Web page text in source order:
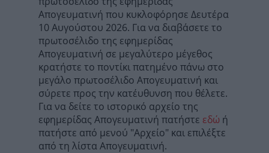
Απογευματινή που κυκλοφόρησε Δευτέρα
10 Αυγούστου 2026. Για να διαβάσετε το
πρωτοσέλιδο της εφημερίδας
Απογευματινή σε μεγαλύτερο μέγεθος
κρατήστε το ποντίκι πατημένο πάνω στο
μεγάλο πρωτοσέλιδο Απογευματινή και
σύρετε προς την κατέυθυνση που θέλετε.
Για να δείτε το ιστορικό αρχείο της
εφημερίδας Απογευματινή πατήστε εδώ ή
πατήστε από μενού "Αρχείο" και επιλέξτε
από τη λίστα Απογευματινή.